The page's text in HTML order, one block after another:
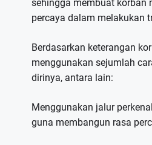
sehingga membuat korban
percaya dalam melakukan
Berdasarkan keterangan
menggunakan sejumlah
dirinya, antara lain:
Menggunakan jalur
guna membangun rasa